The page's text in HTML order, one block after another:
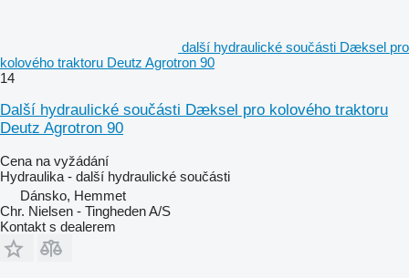
další hydraulické součásti Dæksel pro
kolového traktoru Deutz Agrotron 90
14
Další hydraulické součásti Dæksel pro kolového traktoru
Deutz Agrotron 90
Cena na vyžádání
Hydraulika - další hydraulické součásti
Dánsko, Hemmet
Chr. Nielsen - Tingheden A/S
Kontakt s dealerem